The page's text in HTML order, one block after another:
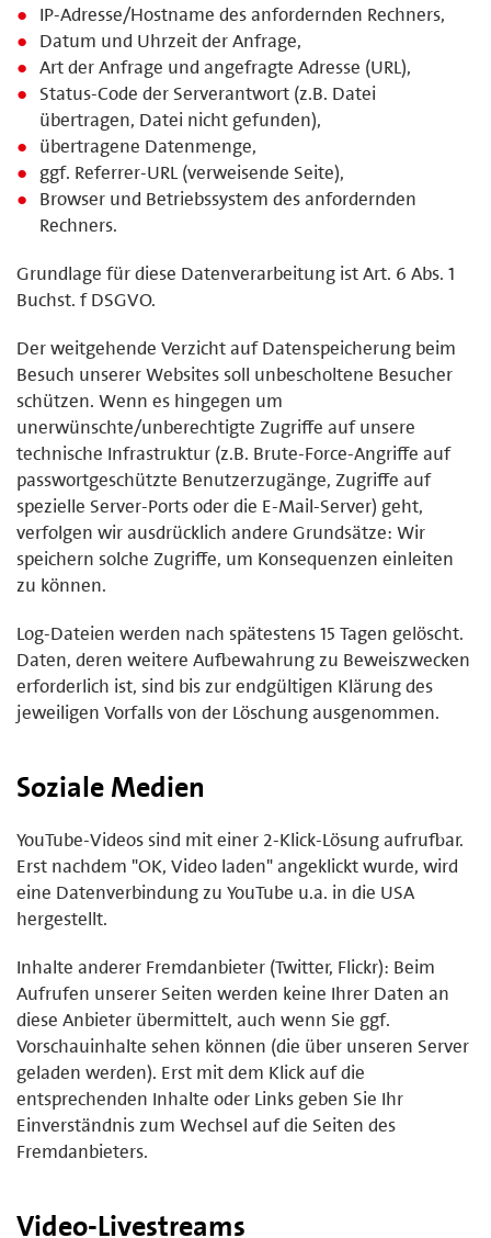
IP-Adresse/Hostname des anfordernden Rechners,
Datum und Uhrzeit der Anfrage,
Art der Anfrage und angefragte Adresse (URL),
Status-Code der Serverantwort (z.B. Datei
übertragen, Datei nicht gefunden),
übertragene Datenmenge,
ggf. Referrer-URL (verweisende Seite),
Browser und Betriebssystem des anfordernden
Rechners.
Grundlage für diese Datenverarbeitung ist Art. 6 Abs. 1
Buchst. f DSGVO.
Der weitgehende Verzicht auf Datenspeicherung beim
Besuch unserer Websites soll unbescholtene Besucher
schützen. Wenn es hingegen um
unerwünschte/unberechtigte Zugriffe auf unsere
technische Infrastruktur (z.B. Brute-Force-Angriffe auf
passwortgeschützte Benutzerzugänge, Zugriffe auf
spezielle Server-Ports oder die E-Mail-Server) geht,
verfolgen wir ausdrücklich andere Grundsätze: Wir
speichern solche Zugriffe, um Konsequenzen einleiten
zu können.
Log-Dateien werden nach spätestens 15 Tagen gelöscht.
Daten, deren weitere Aufbewahrung zu Beweiszwecken
erforderlich ist, sind bis zur endgültigen Klärung des
jeweiligen Vorfalls von der Löschung ausgenommen.
Soziale Medien
YouTube-Videos sind mit einer 2-Klick-Lösung aufrufbar.
Erst nachdem "OK, Video laden" angeklickt wurde, wird
eine Datenverbindung zu YouTube u.a. in die USA
hergestellt.
Inhalte anderer Fremdanbieter (Twitter, Flickr): Beim
Aufrufen unserer Seiten werden keine Ihrer Daten an
diese Anbieter übermittelt, auch wenn Sie ggf.
Vorschauinhalte sehen können (die über unseren Server
geladen werden). Erst mit dem Klick auf die
entsprechenden Inhalte oder Links geben Sie Ihr
Einverständnis zum Wechsel auf die Seiten des
Fremdanbieters.
Video-Livestreams